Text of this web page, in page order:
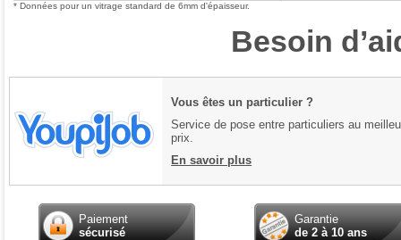
* Données pour un vitrage standard de 6mm d'épaisseur.
Besoin
Vous êtes un particulier ?
Service de pose entre particuliers au
prix.
En savoir plus
Paiement
sécurisé
Garantie
de 2 à 10 ans